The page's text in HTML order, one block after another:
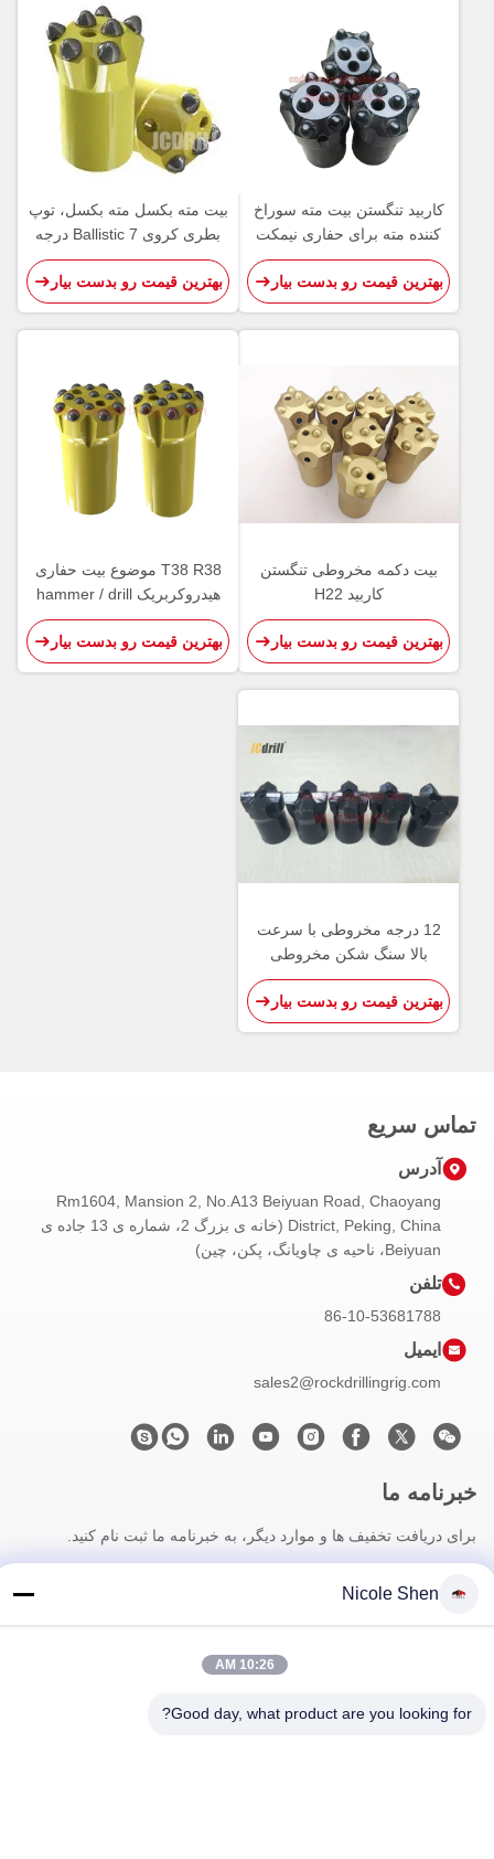
کاربید تنگستن بیت مته سوراخ
کننده مته برای حفاری نیمکت
تونل حفاری
بهترین قیمت رو بدست بیار
بیت مته بکسل مته بکسل، توپ
بطری کروی Ballistic 7 درجه
بهترین قیمت رو بدست بیار
بیت دکمه مخروطی تنگستن
کاربید H22
بهترین قیمت رو بدست بیار
T38 R38 موضوع بیت حفاری
هیدروکربریک hammer / drill
bit drill bit bit
بهترین قیمت رو بدست بیار
12 درجه مخروطی با سرعت
بالا سنگ شکن مخروطی
ابزارهای برش کاربید تنگستن
بهترین قیمت رو بدست بیار
تماس سریع
آدرس
Rm1604, Mansion 2, No.A13 Beiyuan Road, Chaoyang
District, Peking, China (خانه ی بزرگ 2، شماره ی 13 جاده ی
Beiyuan، ناحیه ی چاویانگ، پکن، چین)
تلفن
86-10-53681788
ایمیل
sales2@rockdrillingrig.com
خبرنامه ما
برای دریافت تخفیف ها و موارد دیگر، به خبرنامه ما ثبت نام کنید.
Nicole Shen
10:26 AM
Good day, what product are you looking for?